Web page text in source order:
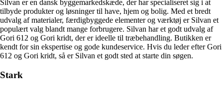
Silvan er en dansk byggemarkedskæde, der har specialiseret sig i at
tilbyde produkter og løsninger til have, hjem og bolig. Med et bredt
udvalg af materialer, færdigbyggede elementer og værktøj er Silvan et
populært valg blandt mange forbrugere. Silvan har et godt udvalg af
Gori 612 og Gori kridt, der er ideelle til træbehandling. Butikken er
kendt for sin ekspertise og gode kundeservice. Hvis du leder efter Gori
612 og Gori kridt, så er Silvan et godt sted at starte din søgen.
Stark